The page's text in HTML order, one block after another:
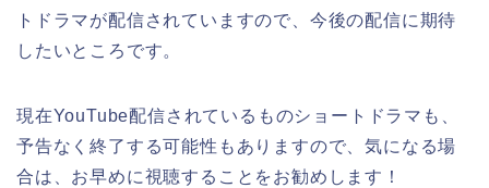
トドラマが配信されていますので、今後の配信に期待
したいところです。
現在YouTube配信されているものショートドラマも、
予告なく終了する可能性もありますので、気になる場
合は、お早めに視聴することをお勧めします！